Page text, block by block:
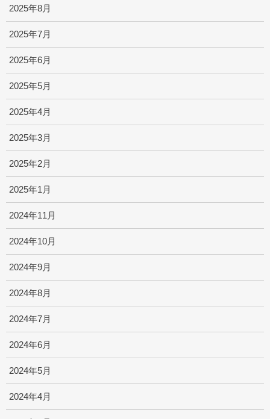
2025年8月
2025年7月
2025年6月
2025年5月
2025年4月
2025年3月
2025年2月
2025年1月
2024年11月
2024年10月
2024年9月
2024年8月
2024年7月
2024年6月
2024年5月
2024年4月